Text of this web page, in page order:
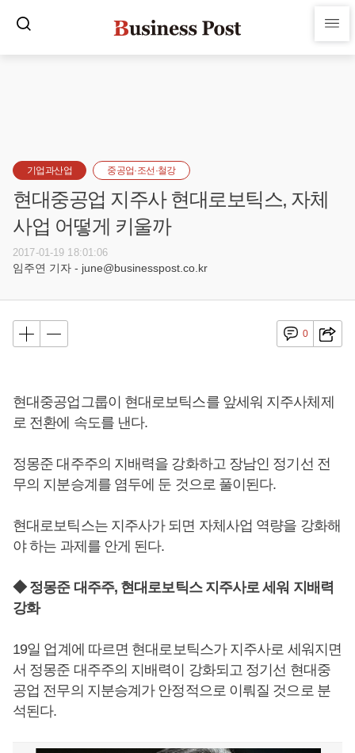
기업과산업 중공업·조선·철강
현대중공업 지주사 현대로보틱스, 자체
사업 어떻게 키울까
2017-01-19 18:01:06
임주연 기자 - june@businesspost.co.kr
0
현대중공업그룹이 현대로보틱스를 앞세워 지주사체제
로 전환에 속도를 낸다.
정몽준 대주주의 지배력을 강화하고 장남인 정기선 전
무의 지분승계를 염두에 둔 것으로 풀이된다.
현대로보틱스는 지주사가 되면 자체사업 역량을 강화해
야 하는 과제를 안게 된다.
◆ 정몽준 대주주, 현대로보틱스 지주사로 세워 지배력
강화
19일 업계에 따르면 현대로보틱스가 지주사로 세워지면
서 정몽준 대주주의 지배력이 강화되고 정기선 현대중
공업 전무의 지분승계가 안정적으로 이뤄질 것으로 분
석된다.